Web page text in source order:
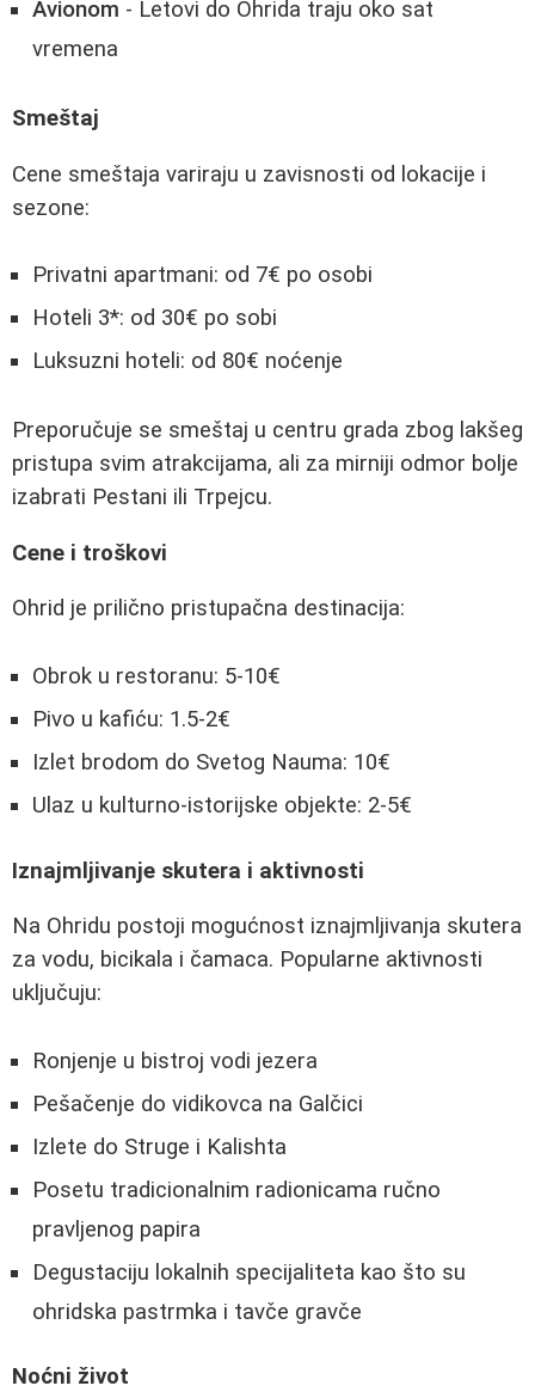
Avionom - Letovi do Ohrida traju oko sat
vremena
Smeštaj
Cene smeštaja variraju u zavisnosti od lokacije i
sezone:
Privatni apartmani: od 7€ po osobi
Hoteli 3*: od 30€ po sobi
Luksuzni hoteli: od 80€ noćenje
Preporučuje se smeštaj u centru grada zbog lakšeg
pristupa svim atrakcijama, ali za mirniji odmor bolje
izabrati Pestani ili Trpejcu.
Cene i troškovi
Ohrid je prilično pristupačna destinacija:
Obrok u restoranu: 5-10€
Pivo u kafiću: 1.5-2€
Izlet brodom do Svetog Nauma: 10€
Ulaz u kulturno-istorijske objekte: 2-5€
Iznajmljivanje skutera i aktivnosti
Na Ohridu postoji mogućnost iznajmljivanja skutera
za vodu, bicikala i čamaca. Popularne aktivnosti
uključuju:
Ronjenje u bistroj vodi jezera
Pešačenje do vidikovca na Galčici
Izlete do Struge i Kalishta
Posetu tradicionalnim radionicama ručno
pravljenog papira
Degustaciju lokalnih specijaliteta kao što su
ohridska pastrmka i tavče gravče
Noćni život